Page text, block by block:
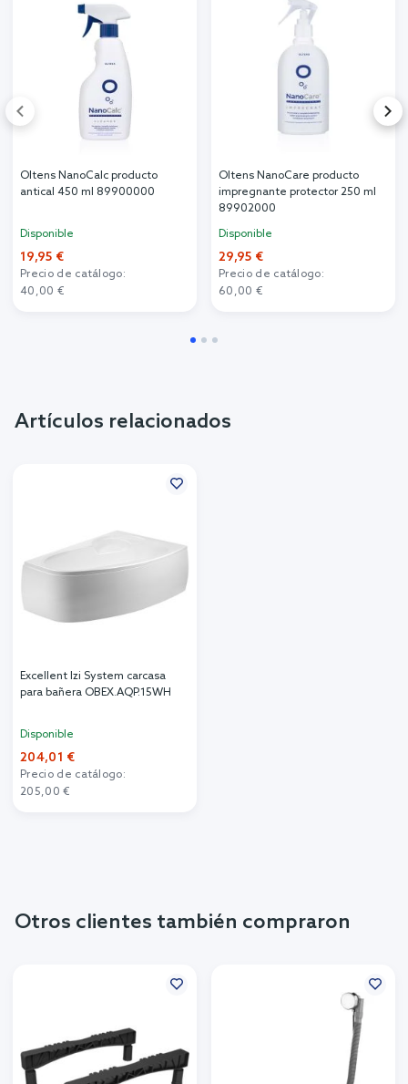
Oltens NanoCalc producto
antical 450 ml 89900000
Disponible
19,95 €
Precio de catálogo:
40,00 €
Oltens NanoCare producto
impregnante protector 250 ml
89902000
Disponible
29,95 €
Precio de catálogo:
60,00 €
Artículos relacionados
Excellent Izi System carcasa
para bañera OBEX.AQP.15WH
Disponible
204,01 €
Precio de catálogo:
205,00 €
Otros clientes también compraron